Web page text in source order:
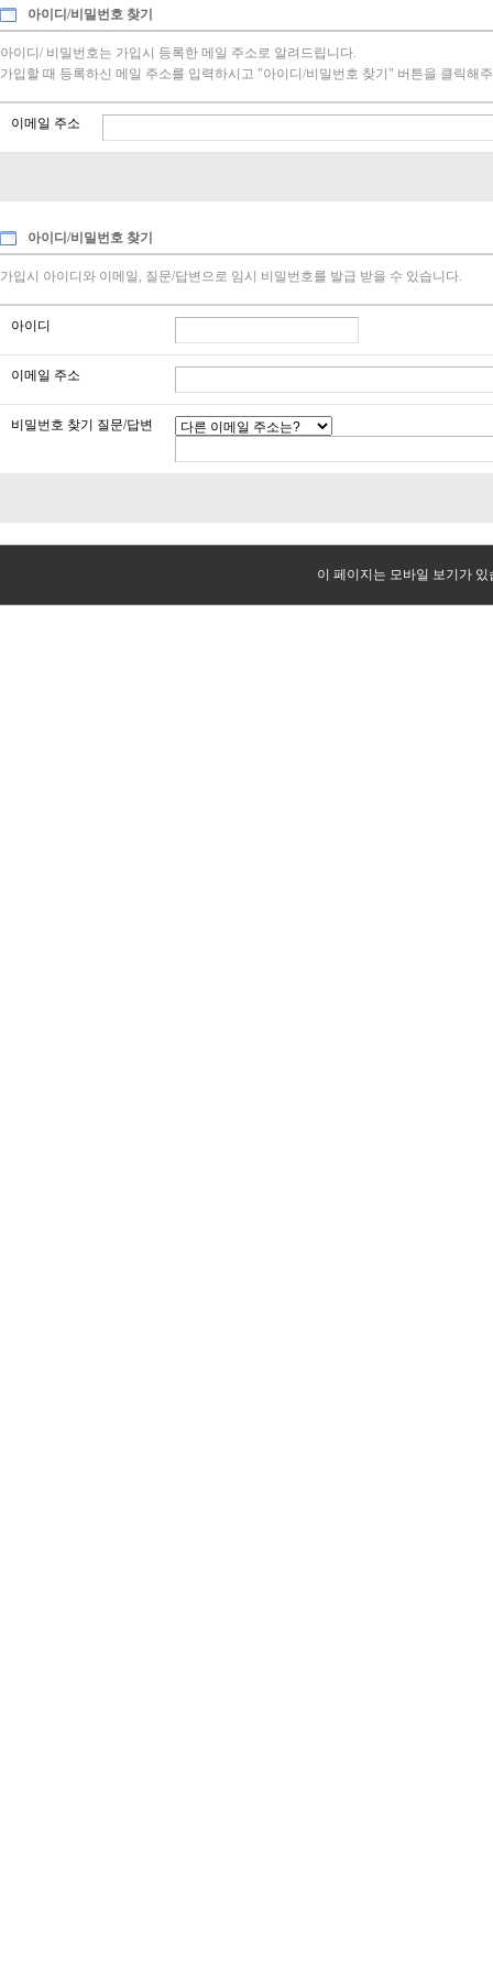
아이디/비밀번호 찾기
아이디/ 비밀번호는 가입시 등록한 메일 주소로 알려드립니다.
가입할 때 등록하신 메일 주소를 입력하시고 "아이디/비밀번호 찾기" 버튼을 클릭해
이메일 주소
아이디/비밀번호 찾기
가입시 아이디와 이메일, 질문/답변으로 임시 비밀번호를 발급 받을 수 있습니다.
아이디
이메일 주소
비밀번호 찾기 질문/답변
이 페이지는 모바일 보기가